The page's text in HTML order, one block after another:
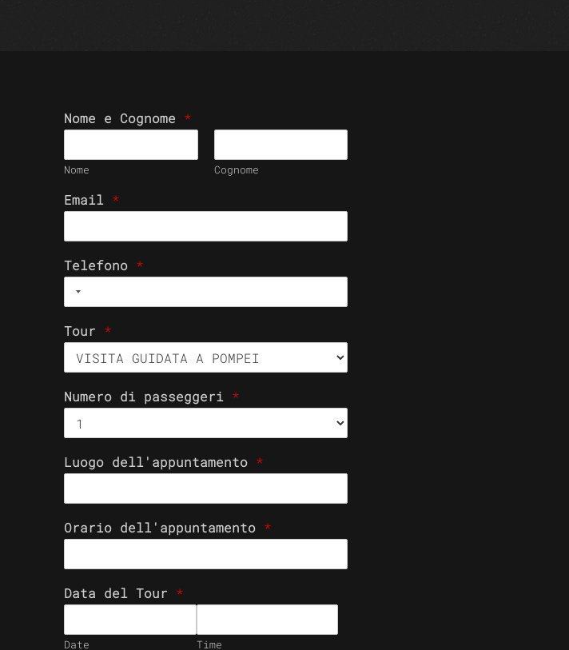
Nome e Cognome *
Nome Cognome
Email *
Telefono *
Tour *
Numero di passeggeri *
Luogo dell'appuntamento *
Orario dell'appuntamento *
Data del Tour *
Date Time